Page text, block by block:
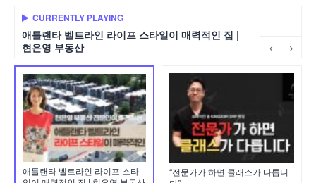
CURRENTLY PLAYING
애틀랜타 벨트라인 라이프 스타일이 매력적인 집 |
현은영 부동산
애틀랜타 벨트라인 라이프 스타
“전문가가 하면 클래스가 다릅니